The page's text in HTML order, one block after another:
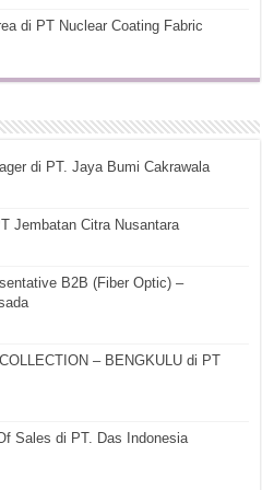
di PT Nuclear Coating Fabric
di PT. Jaya Bumi Cakrawala
Jembatan Citra Nusantara
B2B (Fiber Optic) –
– BENGKULU di PT
Sales di PT. Das Indonesia